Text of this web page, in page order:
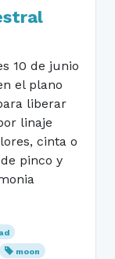
10 de junio
el plano
liberar
linaje
cinta o
pinco y
moon